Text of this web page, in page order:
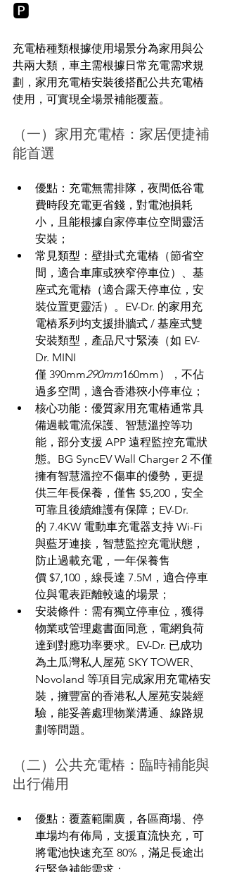
🅿️
充電樁種類根據使用場景分為家用與公
共兩大類，車主需根據日常充電需求規
劃，家用充電樁安裝後搭配公共充電樁
使用，可實現全場景補能覆蓋。
（一）家用充電樁：家居便捷補
能首選
優點：充電無需排隊，夜間低谷電
費時段充電更省錢，對電池損耗
小，且能根據自家停車位空間靈活
安裝；
常見類型：壁掛式充電樁（節省空
間，適合車庫或狹窄停車位）、基
座式充電樁（適合露天停車位，安
裝位置更靈活）。EV-Dr. 的家用充
電樁系列均支援掛牆式 / 基座式雙
安裝類型，產品尺寸緊湊（如 EV-
Dr. MINI
僅 390mm290mm160mm），不佔
過多空間，適合香港狹小停車位；
核心功能：優質家用充電樁通常具
備過載電流保護、智慧溫控等功
能，部分支援 APP 遠程監控充電狀
態。BG SyncEV Wall Charger 2 不僅
擁有智慧溫控不傷車的優勢，更提
供三年長保養，僅售 $5,200，安全
可靠且後續維護有保障；EV-Dr.
的 7.4KW 電動車充電器支持 Wi-Fi
與藍牙連接，智慧監控充電狀態，
防止過載充電，一年保養售
價 $7,100，線長達 7.5M，適合停車
位與電表距離較遠的場景；
安裝條件：需有獨立停車位，獲得
物業或管理處書面同意，電網負荷
達到對應功率要求。EV-Dr. 已成功
為土瓜灣私人屋苑 SKY TOWER、
Novoland 等項目完成家用充電樁安
裝，擁豐富的香港私人屋苑安裝經
驗，能妥善處理物業溝通、線路規
劃等問題。
（二）公共充電樁：臨時補能與
出行備用
優點：覆蓋範圍廣，各區商場、停
車場均有佈局，支援直流快充，可
將電池快速充至 80%，滿足長途出